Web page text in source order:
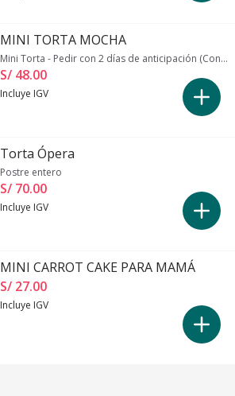
MINI TORTA MOCHA
Mini Torta - Pedir con 2 días de anticipación (Consultar previamente autorización)
S/ 48.00
Incluye IGV
Torta Ópera
Postre entero
S/ 70.00
Incluye IGV
MINI CARROT CAKE PARA MAMÁ
S/ 27.00
Incluye IGV